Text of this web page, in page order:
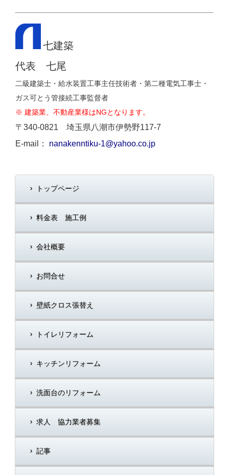
七建築
代表 七尾
二級建築士・給水装置工事主任技術者・第二種電気工事士・
ガス可とう管接続工事監督者
※ 建築業、不動産業様はNGとなります。
〒340-0821 埼玉県八潮市伊勢野117-7
E-mail：
nanakenntiku-1@yahoo.co.jp
トップページ
料金表 施工例
会社概要
お問合せ
壁紙クロス張替え
トイレリフォーム
キッチンリフォーム
洗面台のリフォーム
求人 協力業者募集
記事